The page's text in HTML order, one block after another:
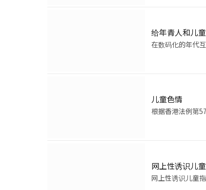
给年青人和儿
在数码化的年代
儿童色情
根据香港法例第
网上性诱识儿童
网上性诱识儿童